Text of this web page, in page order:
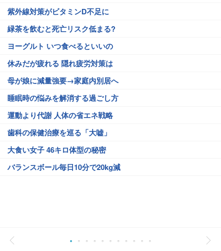
紫外線対策がビタミンD不足に
緑茶を飲むと死亡リスク低まる?
ヨーグルト いつ食べるといいの
休みだが疲れる 隠れ疲労対策は
母が娘に減量強要→家庭内別居へ
睡眠時の悩みを解消する過ごし方
運動より代謝 人体の省エネ戦略
歯科の保健治療を巡る「大嘘」
大食い女子 46キロ体型の秘密
バランスボール毎日10分で20kg減